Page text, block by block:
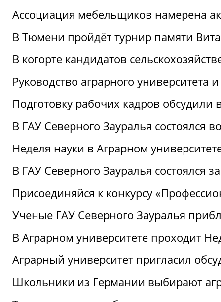
Ассоциация мебельщиков намерена
В Тюмени пройдёт турнир памяти
В когорте кандидатов
Руководство аграрного
Подготовку рабочих кадров
В ГАУ Северного Зауралья состоялся
Неделя науки в Аграрном
В ГАУ Северного Зауралья
Присоединяйся к конкурсу
Ученые ГАУ Северного Зауралья
В Аграрном университете проходит
Аграрный университет пригласил
Школьники из Германии выбирают